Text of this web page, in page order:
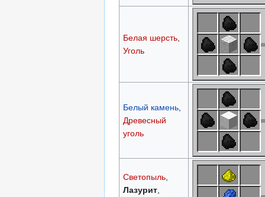
Белая шерсть,
Уголь
Белый камень,
Древесный
уголь
Светопыль,
Лазурит,